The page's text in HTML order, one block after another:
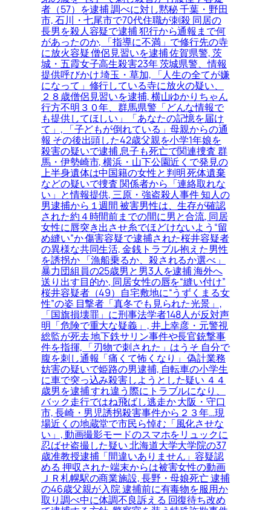
者（57）を逮捕 調べに対し黙秘 千葉・野田
市, 石川・七尾市で70代住職が刺殺 同居の
長男を殺人容疑で逮捕 犯行から通報まで何
があったのか, 「指導に不満」で修行先の寺
に放火容疑 僧侶見習いを逮捕 佐賀県警, 茨
城・五霞女子高生殺害23年 茨城県警、情報
提供呼びかけ 埼玉・草加, 「人生の全てが嫌
になって」修行している寺に放火の疑い、
２８歳僧侶見習いを逮捕, 横山ゆかりちゃん
行方不明３０年、群馬県警「どんな情報で
も提供してほしい」「あなたの記憶を届け
て」, 「子どもが倒れている」母親からの通
報 その後出頭した42歳父親を小学1年娘を
殺害の疑いで逮捕 息子も死亡で関連捜査 群
馬・伊勢崎市, 横浜・山下公園近くで発見の
上半身遺体は中国籍の女性と判明 死体遺棄
などの疑いで捜査 関係者から「連絡取れな
い」と情報提供, 三原・強盗殺人事件 知人の
男逮捕から１週間 被害男性は、生存が確認
された約４時間前までの間に男と合流, 同居
女性に唇突き出させ糸でほどけないよう“留
め縫い”か 傷害容疑で逮捕された桜井容疑者
の異様な共同生活, 金銭トラブル抱えた男性
を誘拐か 「漁船乗るか、殺されるか選べ」
暴力団組員の25歳男と男3人を逮捕 海外へ
送り出す目的か, 同居女性の唇を“縫い付け”
桜井容疑者（49）自宅敷地に“うずくまる女
性”の姿 目撃者「真冬でも見られた光景」,
「国旗損壊罪」に刑事法学者148人が反対声
明「危険で重大な疑義」, 井上幸彦・元警視
総監が死去 地下鉄サリン事件や長官銃撃事
件を指揮, 「刃物で刺された」はうそ 自分で
腹を刺し通報「痛くて怖くなり」 偽計業務
妨害の疑いで姫路の男逮捕, 自転車の小学生
に車で突っ込み殺害しようとした疑い ４４
歳男を逮捕 すれ違う際にトラブルになり、
バック走行ではね飛ばし逃走か 大阪・守口
市, 長崎・男児誘拐殺害事件から２３年…現
場近くの地蔵堂で市民ら悼む「風化させな
い」, 動画撮影モードのスマホをリュックに
忍ばせ盗撮した疑い 北海道大学大学院の37
歳准教授逮捕「間違いありません」容疑認
める 押収された端末からは被害女性の動画
ＪＲ札幌駅の商業施設, 長野・母娘死亡 逮捕
の46歳父親が入院 逮捕前に有毒物を服用か
取り調べ中に体調不良訴える 回復待ち改め